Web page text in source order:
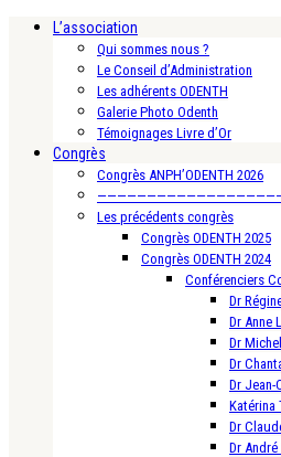
L’association
Qui sommes nous ?
Le Conseil d’Administration
Les adhérents ODENTH
Galerie Photo Odenth
Témoignages Livre d’Or
Congrès
Congrès ANPH’ODENTH 2026
Les précédents congrès
Congrès ODENTH 2025
Congrès ODENTH 2024
Conférenciers
Dr
Dr Anne
Dr
Dr
Dr
Katérina
Dr
Dr André